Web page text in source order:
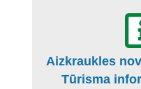
Aizkraukles
Tūrisma